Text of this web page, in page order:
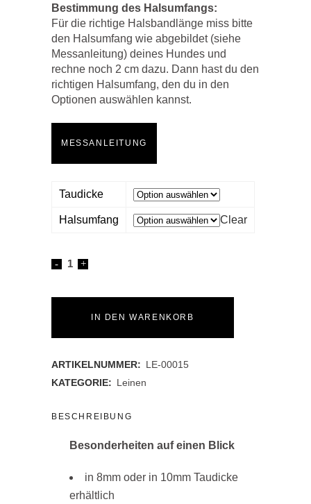
Bestimmung des Halsumfangs:
Für die richtige Halsbandlänge miss bitte
den Halsumfang wie abgebildet (siehe
Messanleitung) deines Hundes und
rechne noch 2 cm dazu. Dann hast du den
richtigen Halsumfang, den du in den
Optionen auswählen kannst.
MESSANLEITUNG
Taudicke
Halsumfang Clear
Set
Tauhalsband
Schwarz/Schwarz
IN DEN WARENKORB
ARTIKELNUMMER: LE-00015
KATEGORIE: Leinen
BESCHREIBUNG
Besonderheiten auf einen Blick
in 8mm oder in 10mm Taudicke
erhältlich